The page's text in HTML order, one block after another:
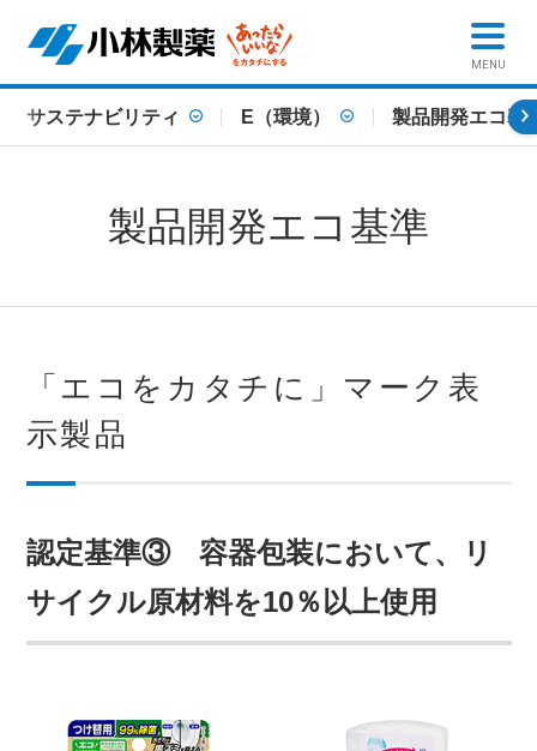
MENU
サステナビリティ E（環境） 製品開発エコ基
製品開発エコ基準
「エコをカタチに」マーク表
示製品
認定基準③ 容器包装において、リ
サイクル原材料を10％以上使用